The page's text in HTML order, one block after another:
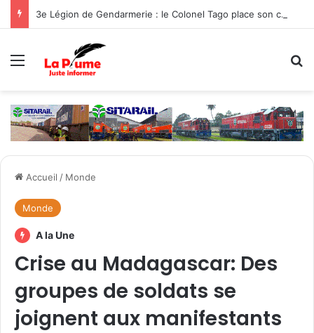
3e Légion de Gendarmerie : le Colonel Tago place son commandement sous le signe de la protection des populations
Menu
Accueil / Monde
Monde
A la Une
Crise au Madagascar: Des
groupes de soldats se
joignent aux manifestants